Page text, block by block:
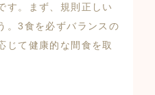
す。まず、規則正しい
。3食を必ずバランスの
じて健康的な間食を取